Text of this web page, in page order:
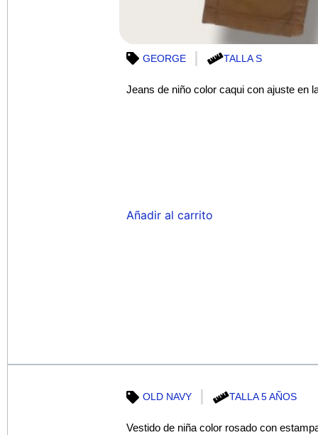
GEORGE TALLA S
Jeans de niño color caqui con ajuste en
Añadir al carrito
OLD NAVY TALLA 5 AÑOS
Vestido de niña color rosado con